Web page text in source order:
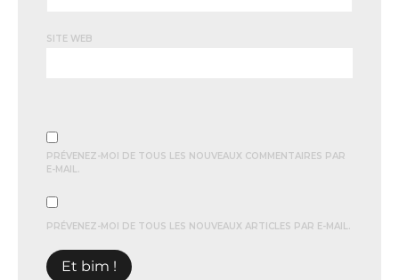
SITE WEB
PRÉVENEZ-MOI DE TOUS LES NOUVEAUX COMMENTAIRES PAR
E-MAIL.
PRÉVENEZ-MOI DE TOUS LES NOUVEAUX ARTICLES PAR E-MAIL.